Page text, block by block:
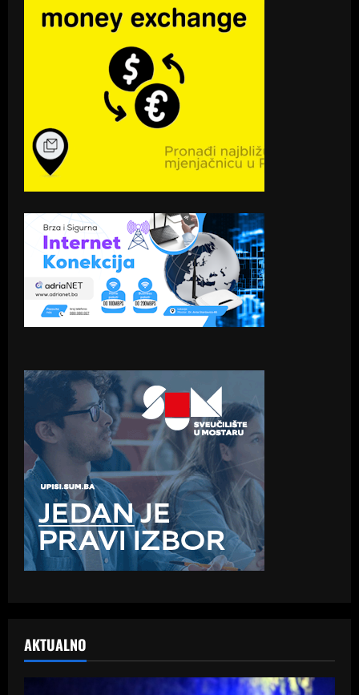
AKTUALNO